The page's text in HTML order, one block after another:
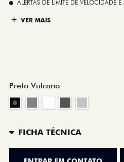
ALERTAS DE LIMITE DE VELOCIDADE
VER MAIS
Preto Vulcano
FICHA TÉCNICA